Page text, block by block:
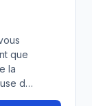
que
la
d…